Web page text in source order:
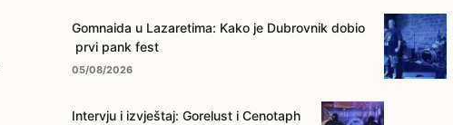
Gomnaida u Lazaretima: Kako je Dubrovnik dobio
prvi pank fest
05/08/2026
Intervju i izvještaj: Gorelust i Cenotaph